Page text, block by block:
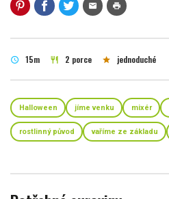
mail print
schedule 15m restaurant 2 porce star jednoduché
Halloween jíme venku mixér
rostlinný původ vaříme ze základu